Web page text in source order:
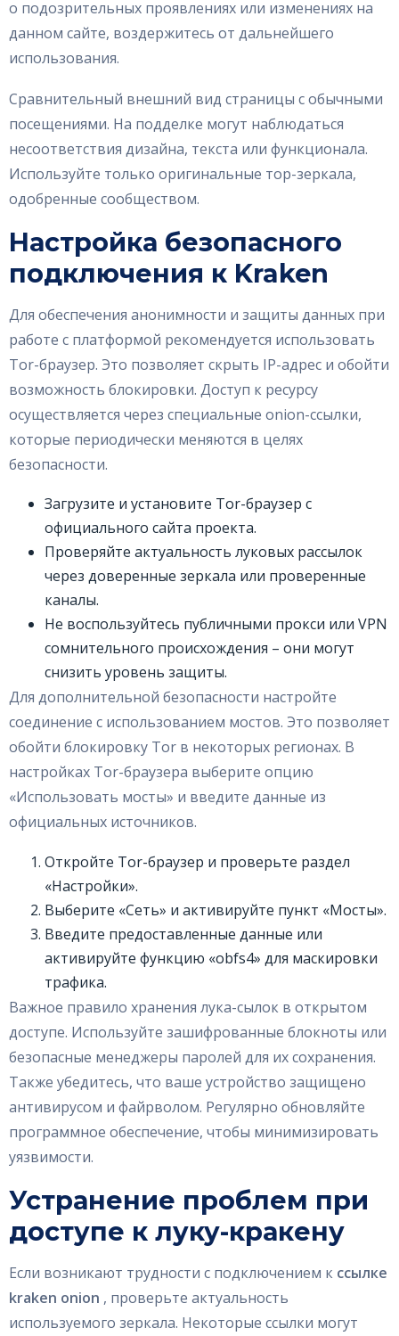
о подозрительных проявлениях или изменениях на
данном сайте, воздержитесь от дальнейшего
использования.
Сравнительный внешний вид страницы с обычными
посещениями. На подделке могут наблюдаться
несоответствия дизайна, текста или функционала.
Используйте только оригинальные тор-зеркала,
одобренные сообществом.
Настройка безопасного
подключения к Kraken
Для обеспечения анонимности и защиты данных при
работе с платформой рекомендуется использовать
Tor-браузер. Это позволяет скрыть IP-адрес и обойти
возможность блокировки. Доступ к ресурсу
осуществляется через специальные onion-ссылки,
которые периодически меняются в целях
безопасности.
Загрузите и установите Tor-браузер с
официального сайта проекта.
Проверяйте актуальность луковых рассылок
через доверенные зеркала или проверенные
каналы.
Не воспользуйтесь публичными прокси или VPN
сомнительного происхождения – они могут
снизить уровень защиты.
Для дополнительной безопасности настройте
соединение с использованием мостов. Это позволяет
обойти блокировку Tor в некоторых регионах. В
настройках Tor-браузера выберите опцию
«Использовать мосты» и введите данные из
официальных источников.
Откройте Tor-браузер и проверьте раздел
«Настройки».
Выберите «Сеть» и активируйте пункт «Мосты».
Введите предоставленные данные или
активируйте функцию «obfs4» для маскировки
трафика.
Важное правило хранения лука-сылок в открытом
доступе. Используйте зашифрованные блокноты или
безопасные менеджеры паролей для их сохранения.
Также убедитесь, что ваше устройство защищено
антивирусом и файрволом. Регулярно обновляйте
программное обеспечение, чтобы минимизировать
уязвимости.
Устранение проблем при
доступе к луку-кракену
Если возникают трудности с подключением к ссылке
kraken onion , проверьте актуальность
используемого зеркала. Некоторые ссылки могут